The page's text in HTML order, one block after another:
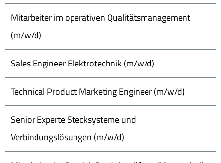
Mitarbeiter im operativen Qualitätsmanagement
(m/w/d)
Sales Engineer Elektrotechnik (m/w/d)
Technical Product Marketing Engineer (m/w/d)
Senior Experte Stecksysteme und
Verbindungslösungen (m/w/d)